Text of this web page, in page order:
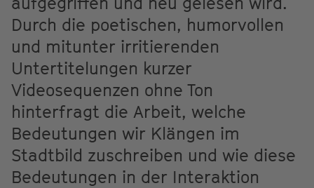
Durch die poetischen, humorvollen
und mitunter irritierenden
Untertitelungen kurzer
Videosequenzen ohne Ton
hinterfragt die Arbeit, welche
Bedeutungen wir Klängen im
Stadtbild zuschreiben und wie diese
Bedeutungen in der Interaktion